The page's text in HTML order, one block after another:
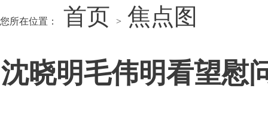
您所在位置： 首页 > 焦点图
沈晓明毛伟明看望慰